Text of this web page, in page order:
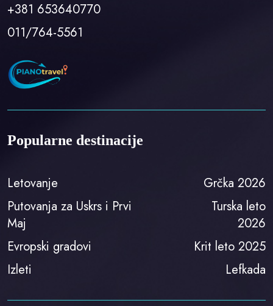
+381 653640770
011/764-5561
Popularne destinacije
Letovanje
Putovanja za Uskrs i Prvi
Maj
Evropski gradovi
Izleti
Grčka 2026
Turska leto
2026
Krit leto 2025
Lefkada